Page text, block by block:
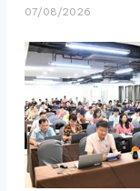
07/08/2026